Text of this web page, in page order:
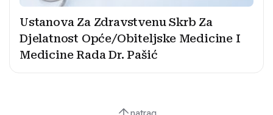
Ustanova Za Zdravstvenu Skrb Za
Djelatnost Opće/Obiteljske Medicine I
Medicine Rada Dr. Pašić